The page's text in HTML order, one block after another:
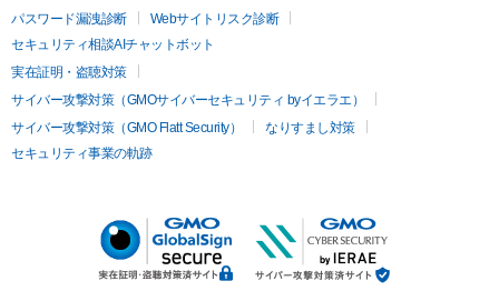
パスワード漏洩診断
Webサイトリスク診断
セキュリティ相談AIチャットボット
実在証明・盗聴対策
サイバー攻撃対策（GMOサイバーセキュリティ byイエラエ）
サイバー攻撃対策（GMO Flatt Security）
なりすまし対策
セキュリティ事業の軌跡